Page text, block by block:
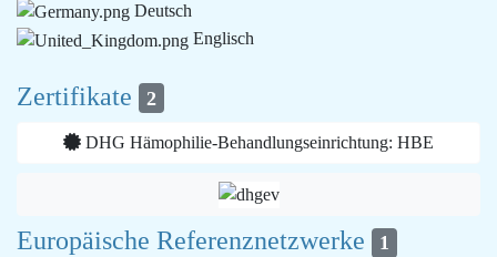
Deutsch
Englisch
Zertifikate 2
DHG Hämophilie-Behandlungseinrichtung: HBE
Europäische Referenznetzwerke 1